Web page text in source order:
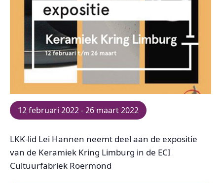
12 februari 2022-26 maart 2022
LKK-lid Lei Hannen neemt deel aan de expositie
van de Keramiek Kring Limburg in de ECI
Cultuurfabriek Roermond